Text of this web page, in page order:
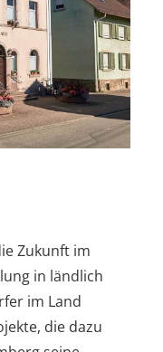
Zukunft im
in ländlich
im Land
die dazu